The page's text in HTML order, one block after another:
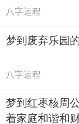
八字运程
梦到废弃乐园
八字运程
梦到红枣核周
着家庭和谐和